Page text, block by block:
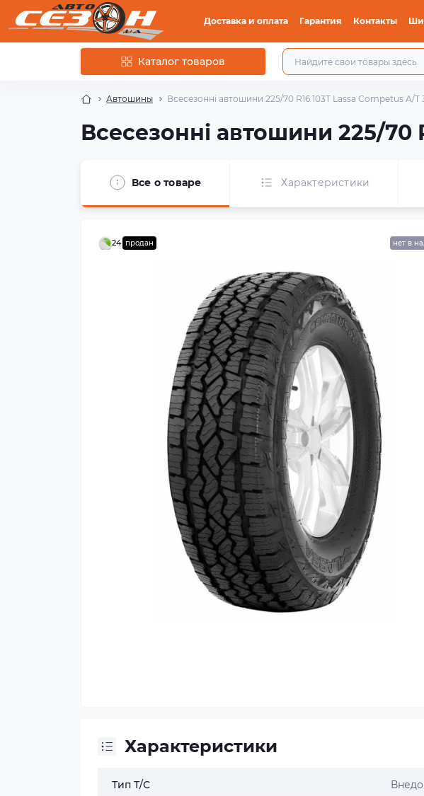
Доставка и оплата Гарантия Контакты
Каталог товаров
Автошины Всесезонні автошини 225/70 R16 103T Lassa Competus A/T
Всесезонні автошини 225/70
Все о товаре Характеристики
24 продан нет в
Характеристики
Тип Т/С